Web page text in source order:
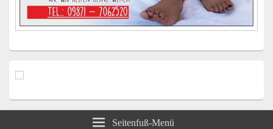
Seitenfuß-Menü